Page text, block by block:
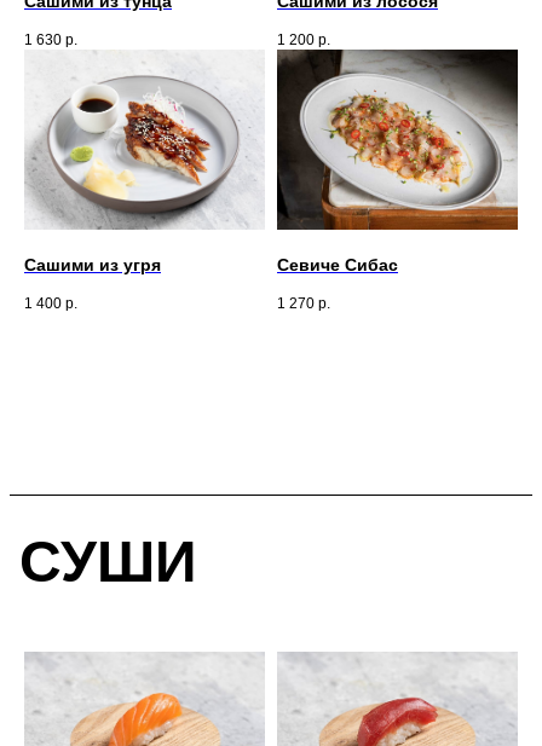
1 630 р. 1 200 р.
Сашими из угря
1 400 р.
Севиче Сибас
1 270 р.
СУШИ